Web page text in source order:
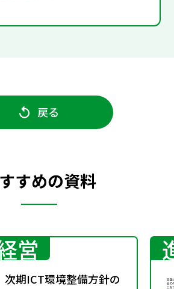
戻る
すめの資料
営
次期ICT環境整備方針の